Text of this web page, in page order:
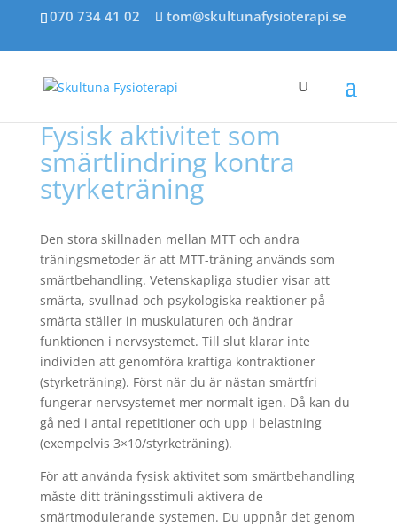
070 734 41 02 tom@skultunafysioterapi.se
Fysisk aktivitet som
smärtlindring kontra
styrketräning
Den stora skillnaden mellan MTT och andra
träningsmetoder är att MTT-träning används som
smärtbehandling. Vetenskapliga studier visar att
smärta, svullnad och psykologiska reaktioner på
smärta ställer in muskulaturen och ändrar
funktionen i nervsystemet. Till slut klarar inte
individen att genomföra kraftiga kontraktioner
(styrketräning). Först när du är nästan smärtfri
fungerar nervsystemet mer normalt igen. Då kan du
gå ned i antal repetitioner och upp i belastning
(exempelvis 3×10/styrketräning).
För att använda fysisk aktivitet som smärtbehandling
måste ditt träningsstimuli aktivera de
smärtmodulerande systemen. Du uppnår det genom